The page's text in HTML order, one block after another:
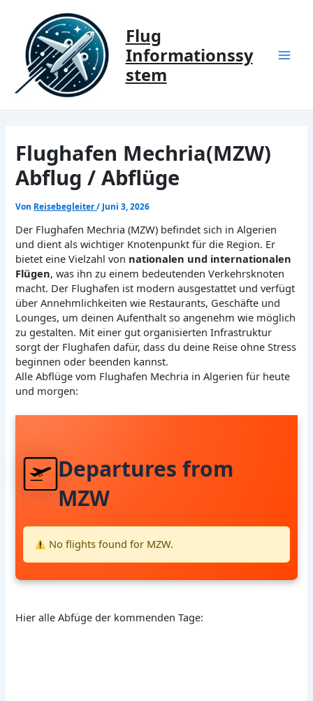
springen
Flug
Informationssy
stem
Flughafen Mechria(MZW)
Abflug / Abflüge
Von Reisebegleiter/ Juni 3, 2026
Der Flughafen Mechria (MZW) befindet sich in Algerien
und dient als wichtiger Knotenpunkt für die Region. Er
bietet eine Vielzahl von nationalen und internationalen
Flügen, was ihn zu einem bedeutenden Verkehrsknoten
macht. Der Flughafen ist modern ausgestattet und verfügt
über Annehmlichkeiten wie Restaurants, Geschäfte und
Lounges, um deinen Aufenthalt so angenehm wie möglich
zu gestalten. Mit einer gut organisierten Infrastruktur
sorgt der Flughafen dafür, dass du deine Reise ohne Stress
beginnen oder beenden kannst.
Alle Abflüge vom Flughafen Mechria in Algerien für heute
und morgen:
Departures from
MZW
No flights found for MZW.
Hier alle Abfüge der kommenden Tage: